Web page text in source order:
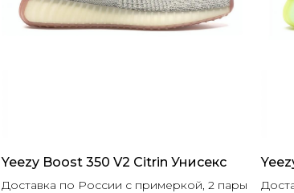
Yeezy Boost 350 V2 Citrin Унисекс
Доставка по России с примеркой, 2 пары